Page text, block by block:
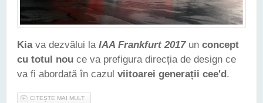
Kiava dezvălui la IAA Frankfurt 2017un concept
cu totul nou ce va prefigura direcția de design ce
va fi abordată în cazul viitoarei generații cee'd.
CITEȘTE MAI MULT